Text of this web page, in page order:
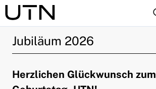
Jubiläum 2026
Herzlichen Glückwunsch zum